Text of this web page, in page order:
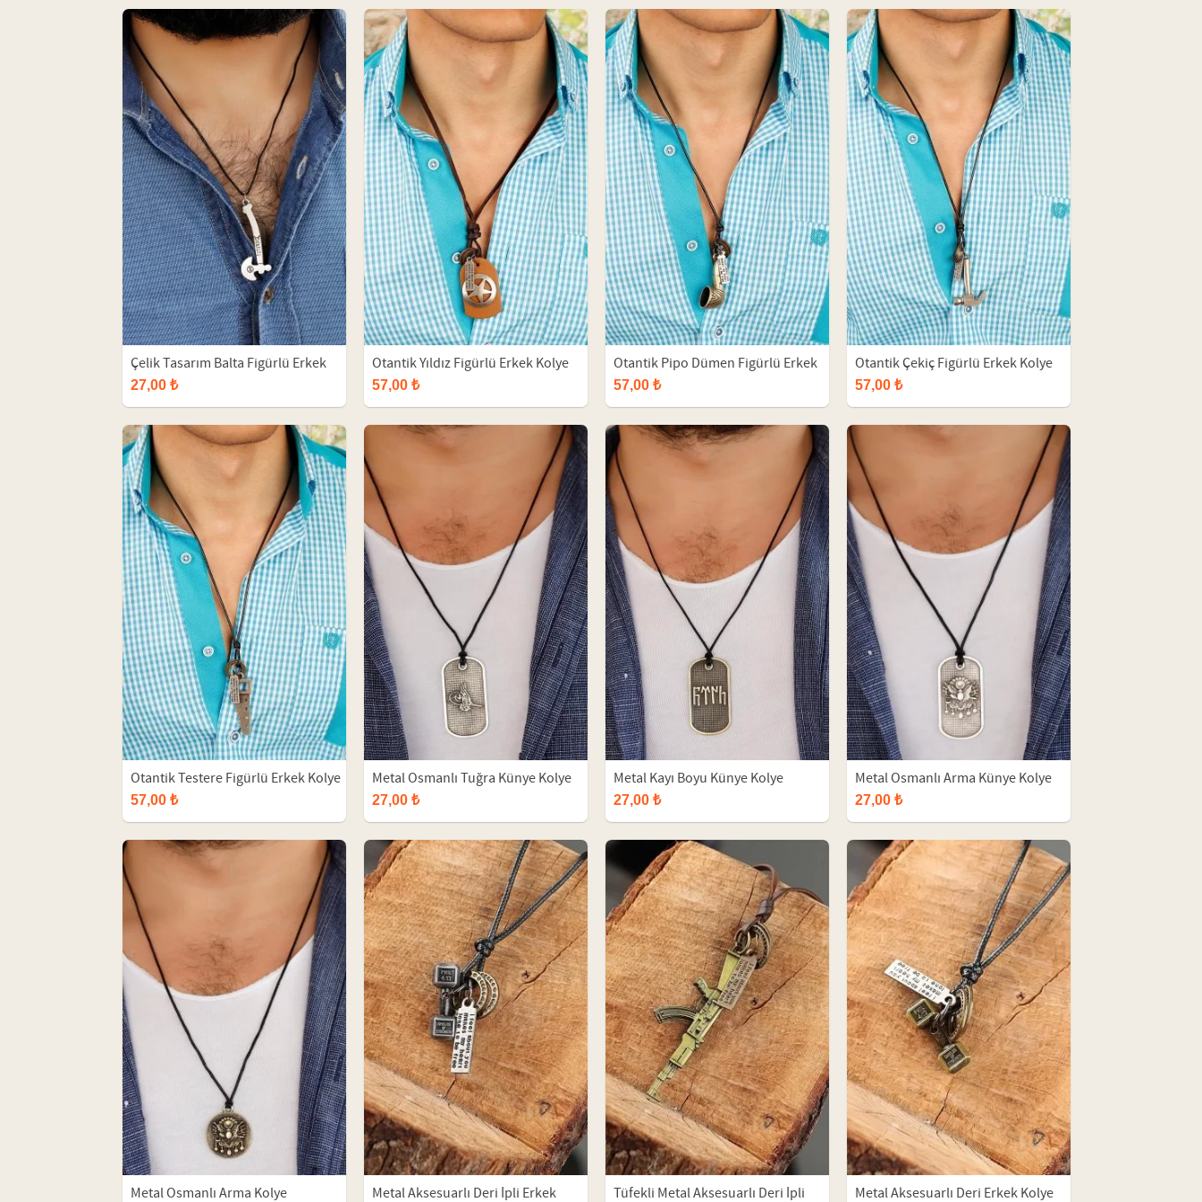
Çelik Tasarım Balta Figürlü Erkek
Kolye
27,00 ₺
Otantik Yıldız Figürlü Erkek Kolye
57,00 ₺
Otantik Pipo Dümen Figürlü Erkek
Kolye
57,00 ₺
Otantik Çekiç Figürlü Erkek Kolye
57,00 ₺
Otantik Testere Figürlü Erkek Kolye
57,00 ₺
Metal Osmanlı Tuğra Künye Kolye
27,00 ₺
Metal Kayı Boyu Künye Kolye
27,00 ₺
Metal Osmanlı Arma Künye Kolye
27,00 ₺
Metal Osmanlı Arma Kolye
Metal Aksesuarlı Deri İpli Erkek
Tüfekli Metal Aksesuarlı Deri İpli
Metal Aksesuarlı Deri Erkek Kolye